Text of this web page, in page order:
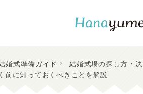
婚式準備ガイド 結婚式場の探し方・
前に知っておくべきことを解説